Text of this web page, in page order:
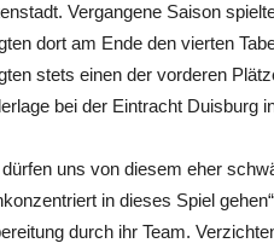
Vergangene Saison
dort am Ende den vierten
stets einen der vorderen
bei der Eintracht Duisburg
dürfen uns von diesem eher
in dieses Spiel
durch ihr Team.